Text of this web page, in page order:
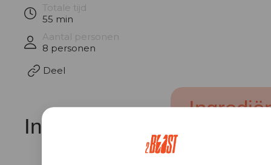
Zwarte
Bonen
Brownies
Totale tijd
55 min
Aantal personen
8 personen
Deel
Inleiding